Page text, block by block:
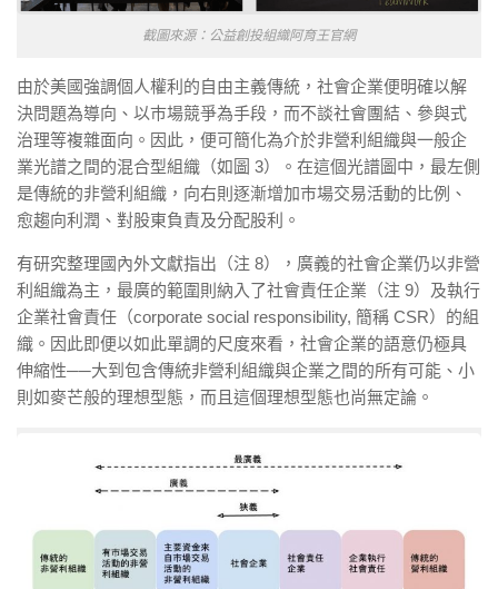
截圖來源：公益創投組織阿育王官網
由於美國強調個人權利的自由主義傳統，社會企業便明確以解
決問題為導向、以巿場競爭為手段，而不談社會團結、參與式
治理等複雜面向。因此，便可簡化為介於非營利組織與一般企
業光譜之間的混合型組織（如圖 3）。在這個光譜圖中，最左側
是傳統的非營利組織，向右則逐漸增加巿場交易活動的比例、
愈趨向利潤、對股東負責及分配股利。
有研究整理國內外文獻指出（注 8），廣義的社會企業仍以非營
利組織為主，最廣的範圍則納入了社會責任企業（注 9）及執行
企業社會責任（corporate social responsibility, 簡稱 CSR）的組
織。因此即便以如此單調的尺度來看，社會企業的語意仍極具
伸縮性──大到包含傳統非營利組織與企業之間的所有可能、小
則如麥芒般的理想型態，而且這個理想型態也尚無定論。